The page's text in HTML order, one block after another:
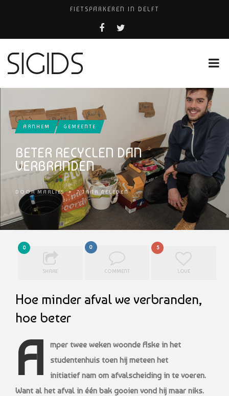
FIETSPARKEREN IN DELFT
PIZZERIA POMPEÏ ￼
COCKTAILS ON THE SPOT!
ARNHEM GEMEENTE
BETER RECYCLEN DAN
VERBRANDEN
DOORMARLIES • 7 JAAR GELEDEN
0
SHARE
0
COMMENT
5
LOVE
Hoe minder afval we verbranden,
hoe beter
A
mper twee weken woonde Aske in het
studentenhuis toen hij meteen het
initiatiefnam om afvalscheiding in te voeren.
Want al het afval in één bak gooien vond hij maar niks.